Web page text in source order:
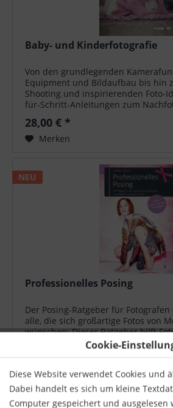
Cookie-
Diese Website verwendet Cookies und
Dabei handelt es sich um kleine
Computer gespeichert und
Baby- und Kinderfotografie
Von den grundlegenden
Equipment und Bildaufbau bis hin
Shooting und inspirierenden Foto-
für-Schritt-Anleitungen zum
28,00 € *
Merken
NEU
Professionelles Posing
Der Posing-Ratgeber für
alle, die sich großartige Fotos von
wünschen: Dieser Ratgeber hilft
Models, ihre Bildergebnisse durch
und zeitgemäßes Posing deutlich
Merken